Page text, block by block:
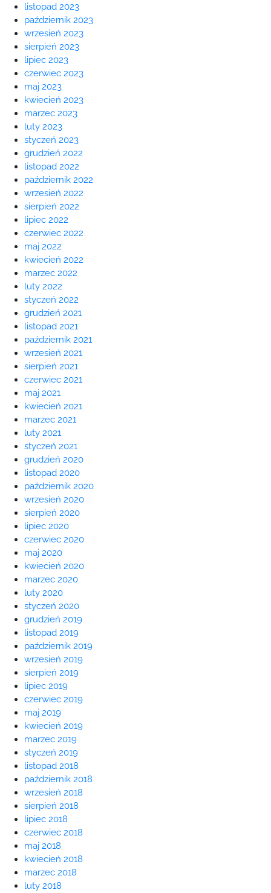
listopad 2023
październik 2023
wrzesień 2023
sierpień 2023
lipiec 2023
czerwiec 2023
maj 2023
kwiecień 2023
marzec 2023
luty 2023
styczeń 2023
grudzień 2022
listopad 2022
październik 2022
wrzesień 2022
sierpień 2022
lipiec 2022
czerwiec 2022
maj 2022
kwiecień 2022
marzec 2022
luty 2022
styczeń 2022
grudzień 2021
listopad 2021
październik 2021
wrzesień 2021
sierpień 2021
czerwiec 2021
maj 2021
kwiecień 2021
marzec 2021
luty 2021
styczeń 2021
grudzień 2020
listopad 2020
październik 2020
wrzesień 2020
sierpień 2020
lipiec 2020
czerwiec 2020
maj 2020
kwiecień 2020
marzec 2020
luty 2020
styczeń 2020
grudzień 2019
listopad 2019
październik 2019
wrzesień 2019
sierpień 2019
lipiec 2019
czerwiec 2019
maj 2019
kwiecień 2019
marzec 2019
styczeń 2019
listopad 2018
październik 2018
wrzesień 2018
sierpień 2018
lipiec 2018
czerwiec 2018
maj 2018
kwiecień 2018
marzec 2018
luty 2018